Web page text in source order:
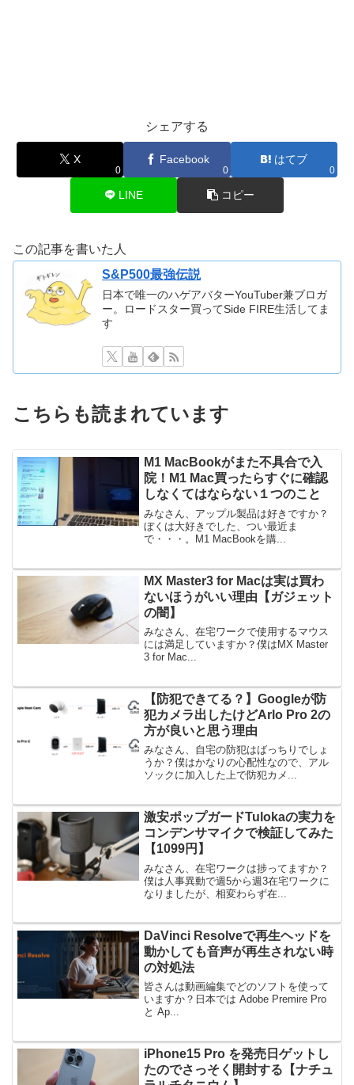
シェアする
X
0
Facebook
0
はてブ
0
LINE コピー
この記事を書いた人
S&P500最強伝説
日本で唯一のハゲアバターYouTuber兼ブロガ
ー。ロードスター買ってSide FIRE生活してま
す
こちらも読まれています
M1 MacBookがまた不具合で入
院！M1 Mac買ったらすぐに確認
しなくてはならない１つのこと
みなさん、アップル製品は好きですか？
ぼくは大好きでした、つい最近ま
で・・・。M1 MacBookを購...
MX Master3 for Macは実は買わ
ないほうがいい理由【ガジェット
の闇】
みなさん、在宅ワークで使用するマウス
には満足していますか？僕はMX Master
3 for Mac...
【防犯できてる？】Googleが防
犯カメラ出したけどArlo Pro 2の
方が良いと思う理由
みなさん、自宅の防犯はばっちりでしょ
うか？僕はかなりの心配性なので、アル
ソックに加入した上で防犯カメ...
激安ポップガードTulokaの実力を
コンデンサマイクで検証してみた
【1099円】
みなさん、在宅ワークは捗ってますか？
僕は人事異動で週5から週3在宅ワークに
なりましたが、相変わらず在...
DaVinci Resolveで再生ヘッドを
動かしても音声が再生されない時
の対処法
皆さんは動画編集でどのソフトを使って
いますか？日本では Adobe Premire Pro
と Ap...
iPhone15 Pro を発売日ゲットし
たのでさっそく開封する【ナチュ